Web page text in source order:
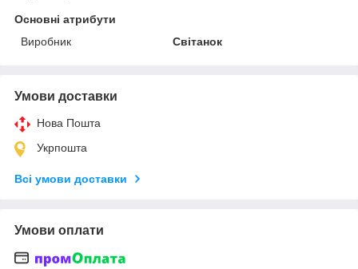
Основні атрибути
Виробник
Світанок
Умови доставки
Нова Пошта
Укрпошта
Всі умови доставки
Умови оплати